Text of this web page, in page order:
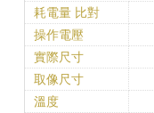
耗電量 比對
操作電壓
實際尺寸
取像尺寸
溫度